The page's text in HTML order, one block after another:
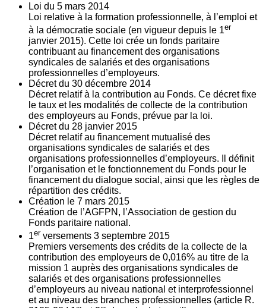
Loi du 5 mars 2014
Loi relative à la formation professionnelle, à l’emploi et
à la démocratie sociale (en vigueur depuis le 1er
janvier 2015). Cette loi crée un fonds paritaire
contribuant au financement des organisations
syndicales de salariés et des organisations
professionnelles d’employeurs.
Décret du 30 décembre 2014
Décret relatif à la contribution au Fonds. Ce décret fixe
le taux et les modalités de collecte de la contribution
des employeurs au Fonds, prévue par la loi.
Décret du 28 janvier 2015
Décret relatif au financement mutualisé des
organisations syndicales de salariés et des
organisations professionnelles d’employeurs. Il définit
l’organisation et le fonctionnement du Fonds pour le
financement du dialogue social, ainsi que les règles de
répartition des crédits.
Création le 7 mars 2015
Création de l’AGFPN, l’Association de gestion du
Fonds paritaire national.
1er versements 3 septembre 2015
Premiers versements des crédits de la collecte de la
contribution des employeurs de 0,016% au titre de la
mission 1 auprès des organisations syndicales de
salariés et des organisations professionnelles
d’employeurs au niveau national et interprofessionnel
et au niveau des branches professionnelles (article R.